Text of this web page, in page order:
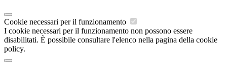
Cookie necessari per il funzionamento
I cookie necessari per il funzionamento non possono essere
disabilitati. È possibile consultare l'elenco nella pagina della cookie
policy.